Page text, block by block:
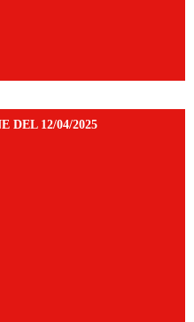
DEL 12/04/2025